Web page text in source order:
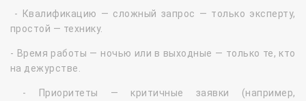
- Квалификацию — сложный запрос — только эксперту,
простой — технику.
- Время работы — ночью или в выходные — только те, кто
на дежурстве.
- Приоритеты — критичные заявки (например,